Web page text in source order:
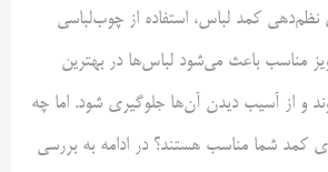
کمد لباس، استفاده از چوب‌لباسی
مناسب باعث می‌شود لباس‌ها در بهترین
و از آسیب دیدن آن‌ها جلوگیری شود. اما چه
کمد شما مناسب هستند؟ در ادامه به بررسی